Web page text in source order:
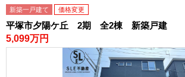
新築一戸建て 価格変更
平塚市夕陽ケ丘 2期 全2棟 新築戸建
5,099万円